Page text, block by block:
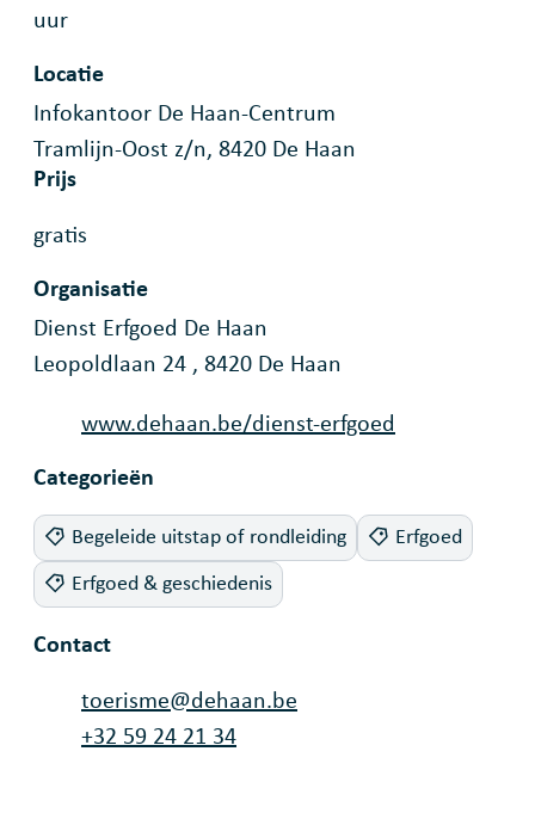
www.dehaan.be/privacybeleid
uur
Locatie
Infokantoor De Haan-Centrum
Tramlijn-Oost z/n, 8420 De Haan
Prijs
gratis
Organisatie
Dienst Erfgoed De Haan
Leopoldlaan 24 , 8420 De Haan
Websitewww.dehaan.be/dienst-erfgoed
Categorieën
Begeleide uitstap of rondleiding
Erfgoed
Erfgoed & geschiedenis
Contact
E-mailtoerisme@dehaan.be
+32 59 24 21 34